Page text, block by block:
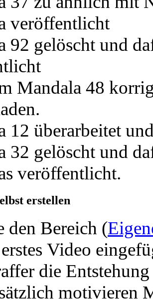
veröffentlicht
92 gelöscht und
Mandala 48
12 überarbeitet
32 gelöscht und
veröffentlicht.
erstellen
den Bereich (
Video
Vorlage und soll
motivieren